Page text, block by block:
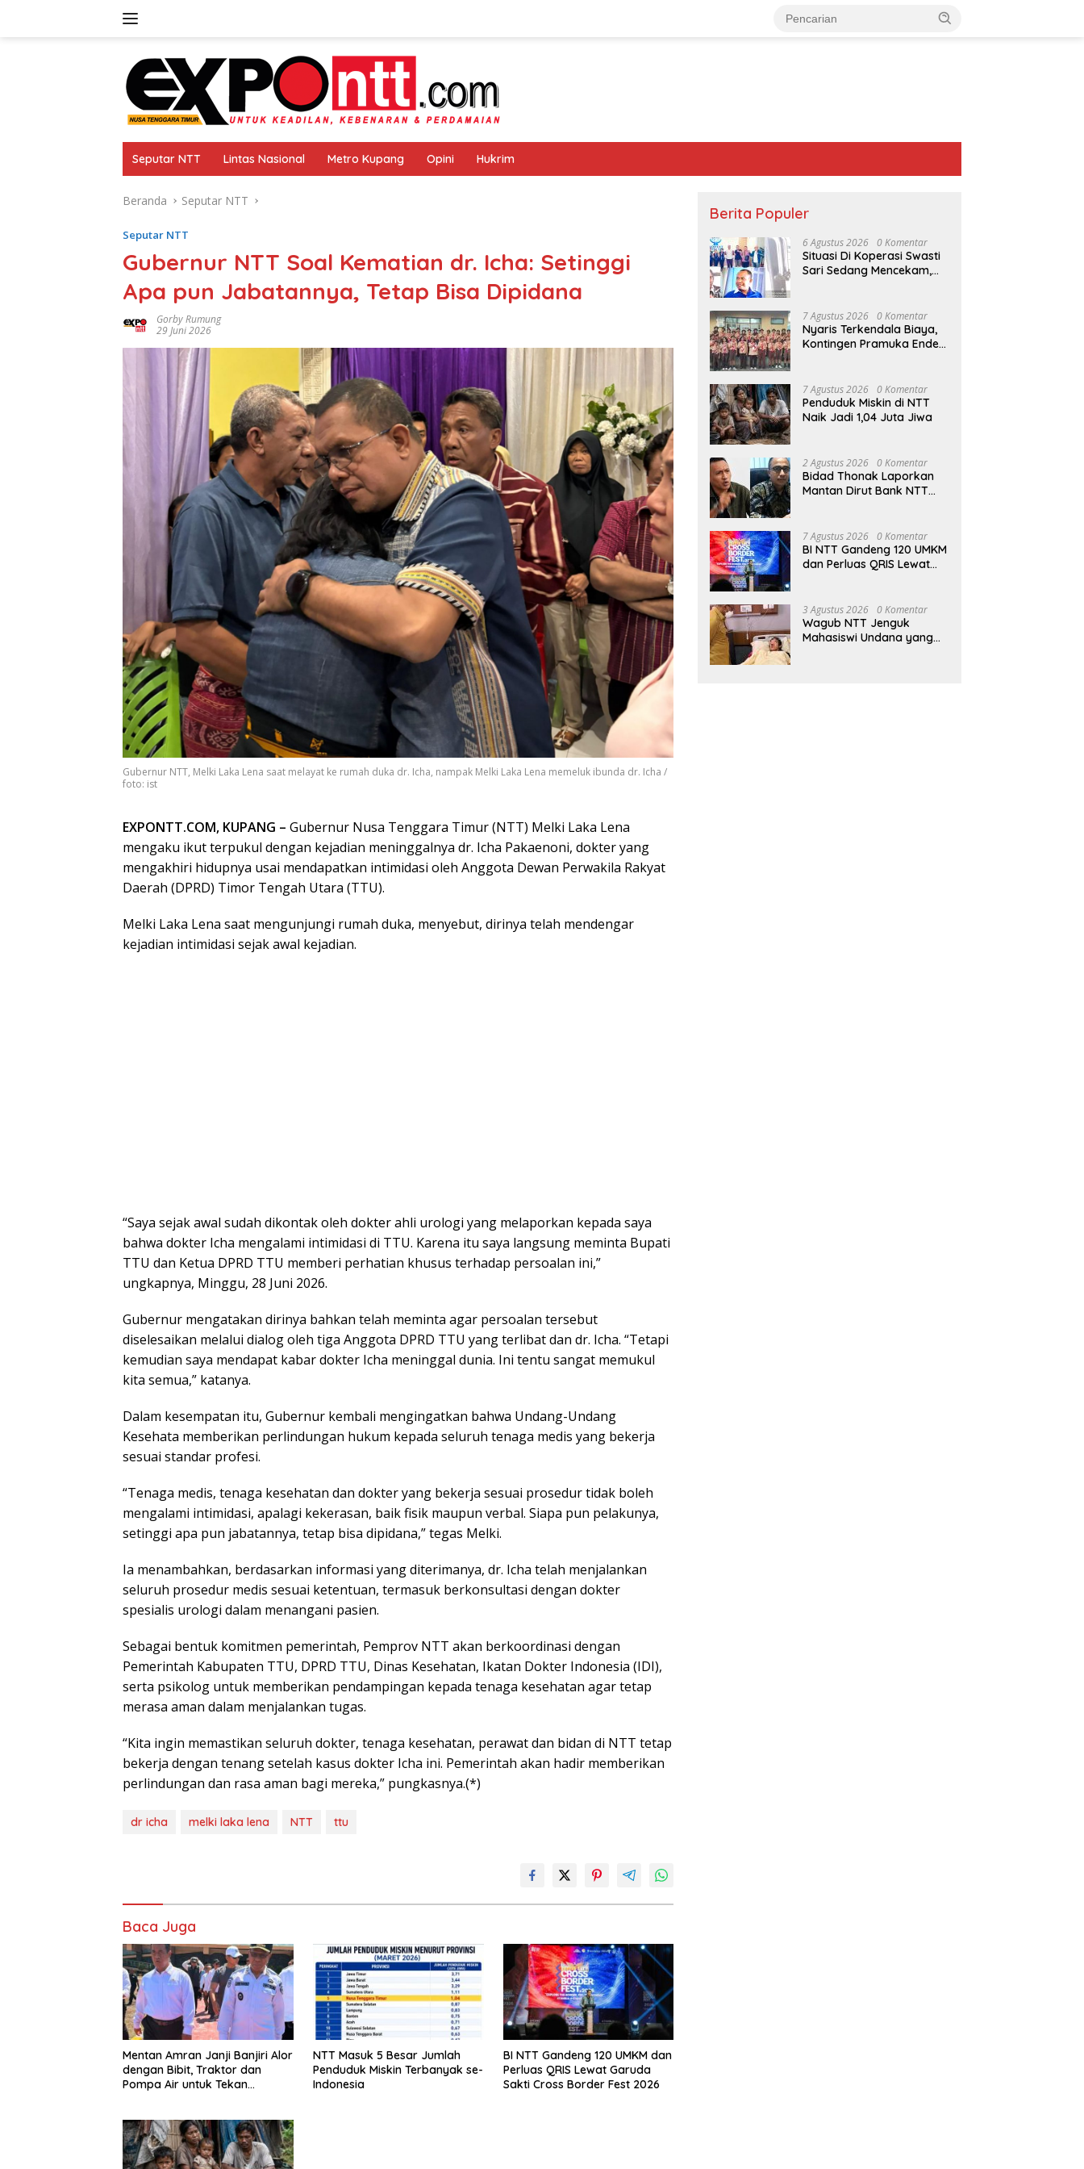
Seputar NTT Lintas Nasional Metro Kupang Opini Hukrim
Beranda Seputar NTT
Seputar NTT
Gubernur NTT Soal Kematian dr. Icha: Setinggi
Apa pun Jabatannya, Tetap Bisa Dipidana
Gorby Rumung
29 Juni 2026
Gubernur NTT, Melki Laka Lena saat melayat ke rumah duka dr. Icha, nampak Melki Laka Lena memeluk ibunda dr. Icha /
foto: ist
EXPONTT.COM, KUPANG – Gubernur Nusa Tenggara Timur (NTT) Melki Laka Lena
mengaku ikut terpukul dengan kejadian meninggalnya dr. Icha Pakaenoni, dokter yang
mengakhiri hidupnya usai mendapatkan intimidasi oleh Anggota Dewan Perwakila Rakyat
Daerah (DPRD) Timor Tengah Utara (TTU).
Melki Laka Lena saat mengunjungi rumah duka, menyebut, dirinya telah mendengar
kejadian intimidasi sejak awal kejadian.
“Saya sejak awal sudah dikontak oleh dokter ahli urologi yang melaporkan kepada saya
bahwa dokter Icha mengalami intimidasi di TTU. Karena itu saya langsung meminta Bupati
TTU dan Ketua DPRD TTU memberi perhatian khusus terhadap persoalan ini,”
ungkapnya, Minggu, 28 Juni 2026.
Gubernur mengatakan dirinya bahkan telah meminta agar persoalan tersebut
diselesaikan melalui dialog oleh tiga Anggota DPRD TTU yang terlibat dan dr. Icha. “Tetapi
kemudian saya mendapat kabar dokter Icha meninggal dunia. Ini tentu sangat memukul
kita semua,” katanya.
Dalam kesempatan itu, Gubernur kembali mengingatkan bahwa Undang-Undang
Kesehata memberikan perlindungan hukum kepada seluruh tenaga medis yang bekerja
sesuai standar profesi.
“Tenaga medis, tenaga kesehatan dan dokter yang bekerja sesuai prosedur tidak boleh
mengalami intimidasi, apalagi kekerasan, baik fisik maupun verbal. Siapa pun pelakunya,
setinggi apa pun jabatannya, tetap bisa dipidana,” tegas Melki.
Ia menambahkan, berdasarkan informasi yang diterimanya, dr. Icha telah menjalankan
seluruh prosedur medis sesuai ketentuan, termasuk berkonsultasi dengan dokter
spesialis urologi dalam menangani pasien.
Sebagai bentuk komitmen pemerintah, Pemprov NTT akan berkoordinasi dengan
Pemerintah Kabupaten TTU, DPRD TTU, Dinas Kesehatan, Ikatan Dokter Indonesia (IDI),
serta psikolog untuk memberikan pendampingan kepada tenaga kesehatan agar tetap
merasa aman dalam menjalankan tugas.
“Kita ingin memastikan seluruh dokter, tenaga kesehatan, perawat dan bidan di NTT tetap
bekerja dengan tenang setelah kasus dokter Icha ini. Pemerintah akan hadir memberikan
perlindungan dan rasa aman bagi mereka,” pungkasnya.(*)
dr icha melki laka lena NTT ttu
Baca Juga
Mentan Amran Janji Banjiri Alor
dengan Bibit, Traktor dan
Pompa Air untuk Tekan
NTT Masuk 5 Besar Jumlah
Penduduk Miskin Terbanyak se-
Indonesia
BI NTT Gandeng 120 UMKM dan
Perluas QRIS Lewat Garuda
Sakti Cross Border Fest 2026
Berita Populer
6 Agustus 2026 0 Komentar
Situasi Di Koperasi Swasti
Sari Sedang Mencekam,
7 Agustus 2026 0 Komentar
Nyaris Terkendala Biaya,
Kontingen Pramuka Ende
Jakarta
7 Agustus 2026 0 Komentar
Penduduk Miskin di NTT
Naik Jadi 1,04 Juta Jiwa
2 Agustus 2026 0 Komentar
Bidad Thonak Laporkan
Mantan Dirut Bank NTT
7 Agustus 2026 0 Komentar
BI NTT Gandeng 120 UMKM
dan Perluas QRIS Lewat
3 Agustus 2026 0 Komentar
Wagub NTT Jenguk
Mahasiswi Undana yang